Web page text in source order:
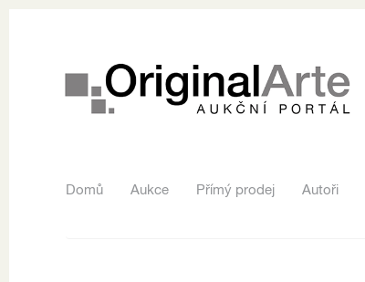
Domů Aukce Přímý prodej Autoři